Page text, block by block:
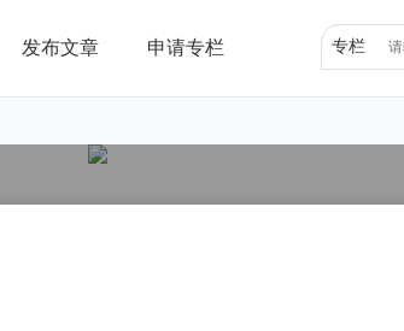
发布文章 申请专栏 专栏